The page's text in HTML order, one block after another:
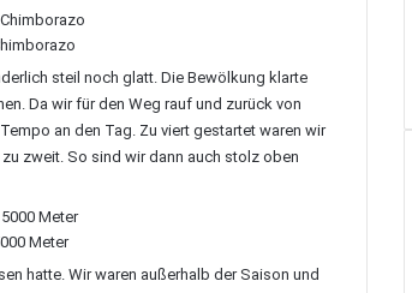
steil noch glatt. Die Bewölkung klarte
Da wir für den Weg rauf und zurück von
an den Tag. Zu viert gestartet waren wir
zweit. So sind wir dann auch stolz oben
Meter
hatte. Wir waren außerhalb der Saison und